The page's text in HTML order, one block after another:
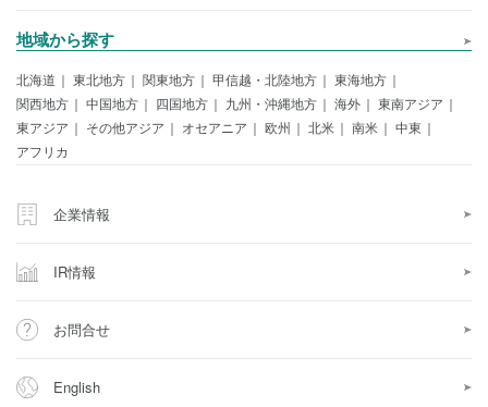
地域から探す
北海道 東北地方 関東地方 甲信越・北陸地方
東海地方
関西地方
中国地方 四国地方 九州・沖縄地方 海外
東南アジア
東アジア
その他アジア オセアニア 欧州 北米 南米
中東
アフリカ
企業情報
IR情報
お問合せ
English